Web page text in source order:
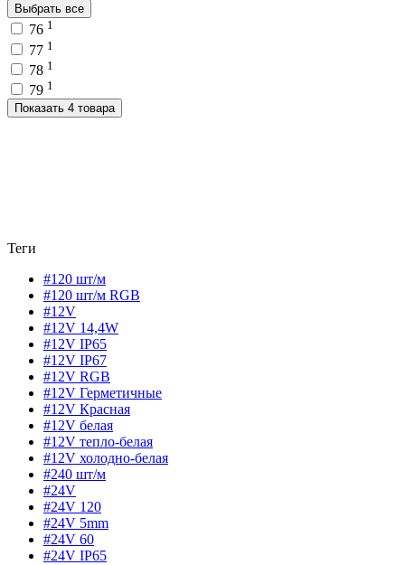
Выбрать все
76 1
77 1
78 1
79 1
Показать 4 товара
Теги
#120 шт/м
#120 шт/м RGB
#12V
#12V 14,4W
#12V IP65
#12V IP67
#12V RGB
#12V Герметичные
#12V Красная
#12V белая
#12V тепло-белая
#12V холодно-белая
#240 шт/м
#24V
#24V 120
#24V 5mm
#24V 60
#24V IP65